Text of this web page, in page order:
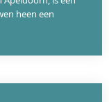
heen een